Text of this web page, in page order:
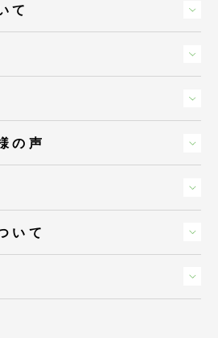
て
の声
いて